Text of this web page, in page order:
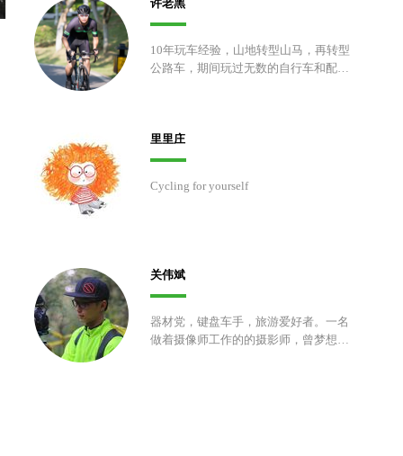
许老黑
10年玩车经验，山地转型山马，再转型
公路车，期间玩过无数的自行车和配
里里庄
Cycling for yourself
关伟斌
器材党，键盘车手，旅游爱好者。一名
做着摄像师工作的的摄影师，曾梦想靠